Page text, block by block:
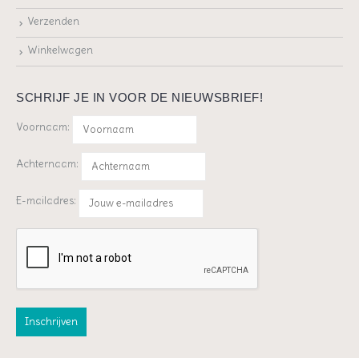
Verzenden
Winkelwagen
SCHRIJF JE IN VOOR DE NIEUWSBRIEF!
Voornaam:
Achternaam:
E-mailadres: